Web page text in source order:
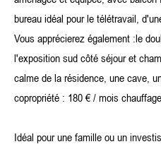
bureau idéal pour le télétravail,
Vous apprécierez également :le
l'exposition sud côté séjour et
calme de la résidence, une cave,
copropriété : 180 € / mois
Idéal pour une famille ou un